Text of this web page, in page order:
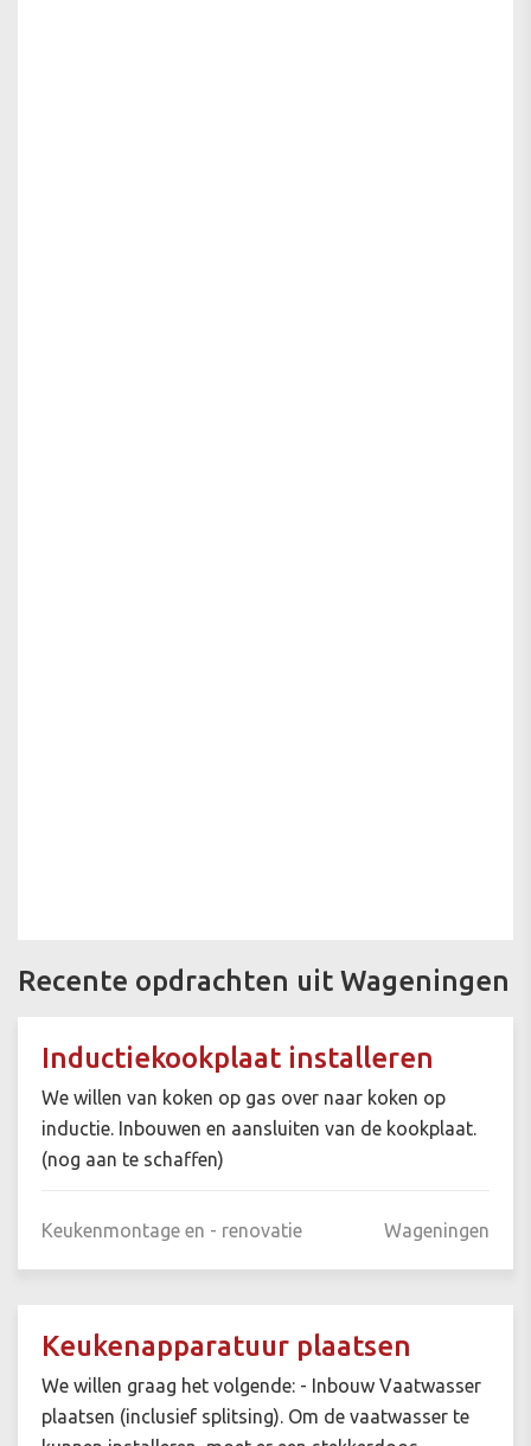
Recente opdrachten uit Wageningen
Inductiekookplaat installeren
We willen van koken op gas over naar koken op
inductie. Inbouwen en aansluiten van de kookplaat.
(nog aan te schaffen)
Keukenmontage en - renovatie Wageningen
Keukenapparatuur plaatsen
We willen graag het volgende: - Inbouw Vaatwasser
plaatsen (inclusief splitsing). Om de vaatwasser te